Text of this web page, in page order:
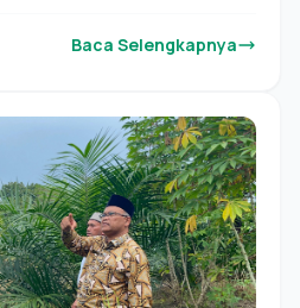
Baca Selengkapnya